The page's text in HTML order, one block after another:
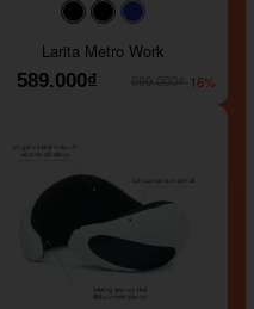
#000000#000000
Larita Metro Work
589.000₫
-16%